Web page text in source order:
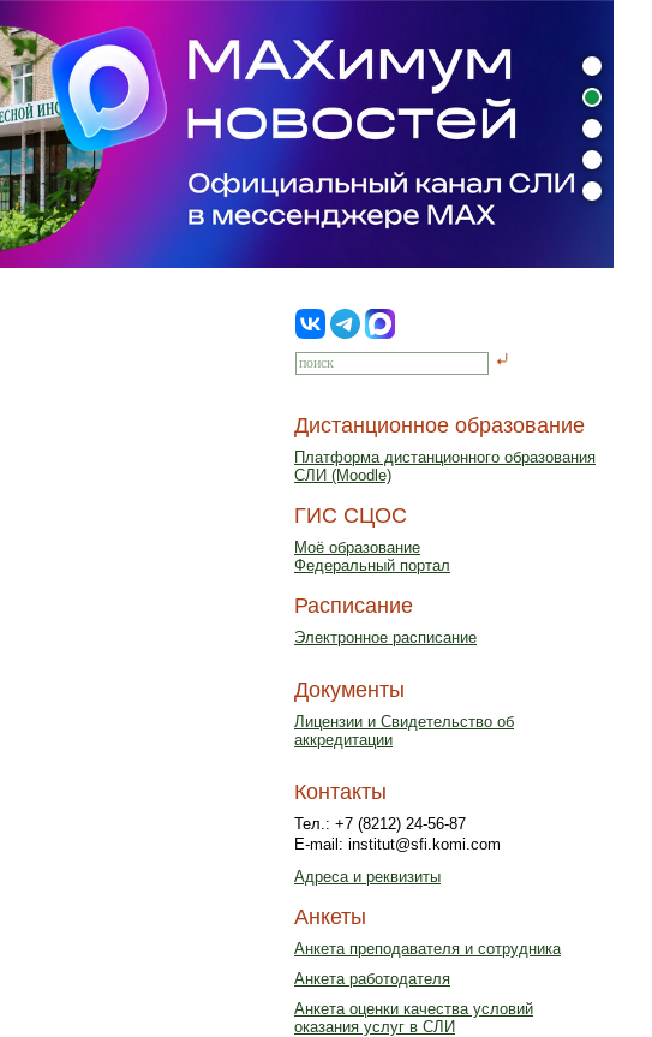
Дистанционное образование
Платформа дистанционного образования
СЛИ (Moodle)
ГИС СЦОС
Моё образование
Федеральный портал
Расписание
Электронное расписание
Документы
Лицензии и Свидетельство об
аккредитации
Контакты
Тел.: +7 (8212) 24-56-87
E-mail: institut@sfi.komi.com
Адреса и реквизиты
Анкеты
Анкета преподавателя и сотрудника
Анкета работодателя
Анкета оценки качества условий
оказания услуг в СЛИ